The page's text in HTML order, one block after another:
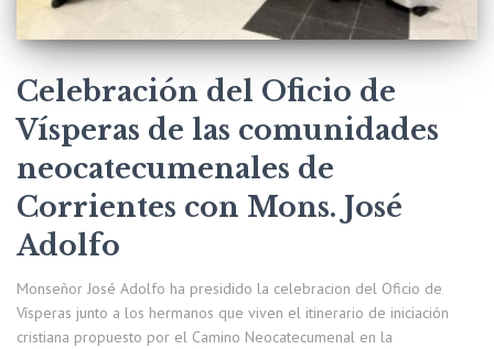
Celebración del Oficio de
Vísperas de las comunidades
neocatecumenales de
Corrientes con Mons. José
Adolfo
Monseñor José Adolfo ha presidido la celebracion del Oficio de
Vísperas junto a los hermanos que viven el itinerario de iniciación
cristiana propuesto por el Camino Neocatecumenal en la